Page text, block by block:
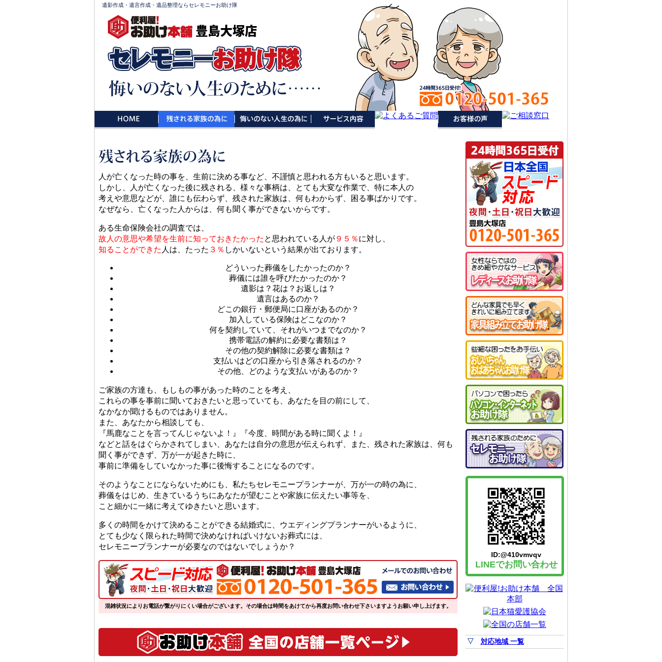
遺影作成・遺言作成・遺品整理ならセレモニーお助け隊
豊島大塚店
0120-501-365
人が亡くなった時の事を、生前に決める事など、不謹慎と思われる方もいると思います。
しかし、人が亡くなった後に残される、様々な事柄は、とても大変な作業で、特に本人の
考えや意思などが、誰にも伝わらず、残された家族は、何もわからず、困る事ばかりです。
なぜなら、亡くなった人からは、何も聞く事ができないからです。
ある生命保険会社の調査では、
故人の意思や希望を生前に知っておきたかった と思われている人が９５％に対し、
知ることができた 人は、たった ３％ しかいないという結果が出ております。
どういった葬儀をしたかったのか？
葬儀には誰を呼びたかったのか？
遺影は？花は？お返しは？
遺言はあるのか？
どこの銀行・郵便局に口座があるのか？
加入している保険はどこなのか？
何を契約していて、それがいつまでなのか？
携帯電話の解約に必要な書類は？
その他の契約解除に必要な書類は？
支払いはどの口座から引き落されるのか？
その他、どのような支払いがあるのか？
ご家族の方達も、もしもの事があった時のことを考え、
これらの事を事前に聞いておきたいと思っていても、あなたを目の前にして、
なかなか聞けるものではありません。
また、あなたから相談しても、
『馬鹿なことを言ってんじゃないよ！』『今度、時間がある時に聞くよ！』
などと話をはぐらかされてしまい、あなたは自分の意思が伝えられず、また、残された家族は、何も
聞く事ができず、万が一が起きた時に、
事前に準備をしていなかった事に後悔することになるのです。
そのようなことにならないためにも、私たちセレモニープランナーが、万が一の時の為に、
葬儀をはじめ、生きているうちにあなたが望むことや家族に伝えたい事等を、
こと細かに一緒に考えてゆきたいと思います。
多くの時間をかけて決めることができる結婚式に、ウエディングプランナーがいるように、
とても少なく限られた時間で決めなければいけないお葬式には、
セレモニープランナーが必要なのではないでしょうか？
混雑状況によりお電話が繋がりにくい場合がございます。その場合は時間をあけてから再度お問い合わせ下さいますようお願い申し上げます。
ID:@410vmvqv
LINEでお問い合わせ
▽ 対応地域 一覧